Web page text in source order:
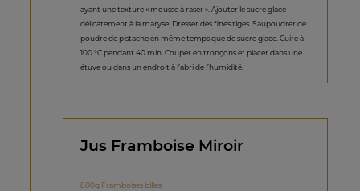
ayant une texture « mousse à raser ». Ajouter le sucre glace
délicatement à la maryse. Dresser des fines tiges. Saupoudrer de
poudre de pistache en même temps que de sucre glace. Cuire à
100 °C pendant 40 min. Couper en tronçons et placer dans une
étuve ou dans un endroit à l’abri de l’humidité.
Jus Framboise Miroir
800g Framboises billes